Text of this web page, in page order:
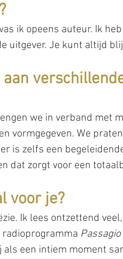
ik opeens auteur. Ik
uitgever. Je kunt altijd
we in verband met
vormgegeven. We
is zelfs een
dat zorgt voor een
voor je?
Ik lees ontzettend
radioprogramma
als een intiem moment